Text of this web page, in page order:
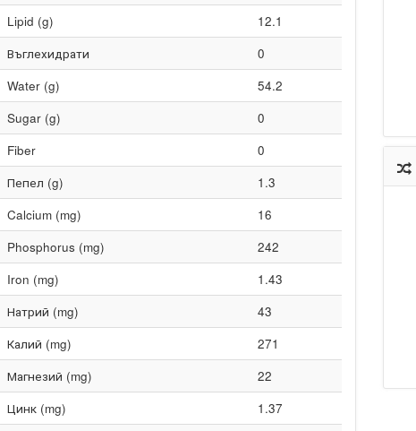
Lipid (g)
12.1
Въглехидрати
0
Water (g)
54.2
Sugar (g)
0
Fiber
0
Пепел (g)
1.3
Calcium (mg)
16
Phosphorus (mg)
242
Iron (mg)
1.43
Натрий (mg)
43
Калий (mg)
271
Магнезий (mg)
22
Цинк (mg)
1.37